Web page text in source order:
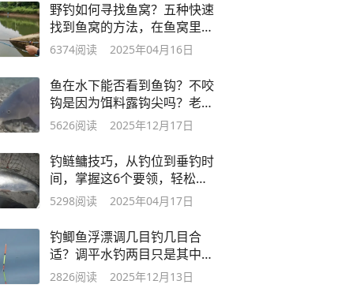
野钓如何寻找鱼窝？五种快速
找到鱼窝的方法，在鱼窝里钓
鱼不走空
6374阅读 2025年04月16日
鱼在水下能否看到鱼钩？不咬
钩是因为饵料露钩尖吗？老钓
鱼人解答
5626阅读 2025年12月17日
钓鲢鳙技巧，从钓位到垂钓时
间，掌握这6个要领，轻松钓
到大鲢鳙
5298阅读 2025年04月17日
钓鲫鱼浮漂调几目钓几目合
适？调平水钓两目只是其中一
种
2826阅读 2025年12月13日